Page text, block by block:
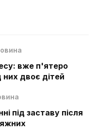
вже п'ятеро
двоє дітей
під заставу після